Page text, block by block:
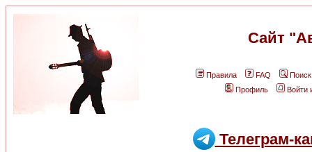
Сайт
Правила FAQ
Поиск
Профиль
Войти
Телеграм-